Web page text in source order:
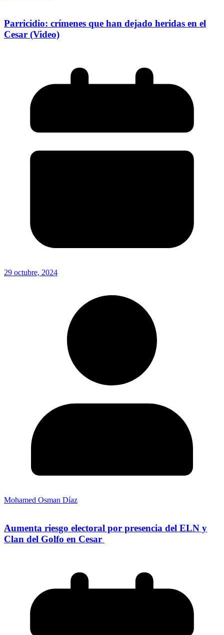
Parricidio: crímenes que han dejado heridas en el
Cesar (Video)
29 octubre, 2024
Mohamed Osman Díaz
Aumenta riesgo electoral por presencia del ELN y
Clan del Golfo en Cesar